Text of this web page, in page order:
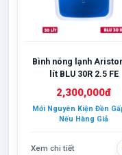
Bình nóng lạnh
lít BLU 30R 2.5 FE
2,300,000đ
Mới Nguyên Kiện Đền
Nếu Hàng Giả
Xem chi tiết